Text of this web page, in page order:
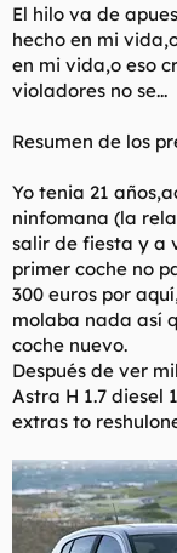
El hilo va de
hecho en mi
en mi vida,o eso
violadores no se...
Resumen de los
Yo tenia 21
ninfomana (la
salir de fiesta y a
primer coche no
300 euros por
molaba nada así
coche nuevo.
Después de ver
Astra H 1.7 diesel
extras to